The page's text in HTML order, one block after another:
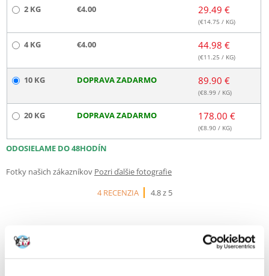
2 KG €4.00 29.49 €
(€14.75 / KG)
4 KG €4.00 44.98 €
(€11.25 / KG)
10 KG DOPRAVA ZADARMO 89.90 €
(€8.99 / KG)
20 KG DOPRAVA ZADARMO 178.00 €
(€8.90 / KG)
ODOSIELAME DO 48HODÍN
Fotky našich zákazníkov Pozri ďalšie fotografie
4 RECENZIA
4.8 z 5